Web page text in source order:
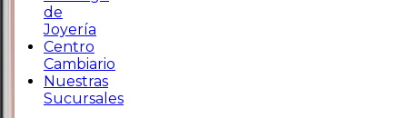
de
Joyería
Centro
Cambiario
Nuestras
Sucursales